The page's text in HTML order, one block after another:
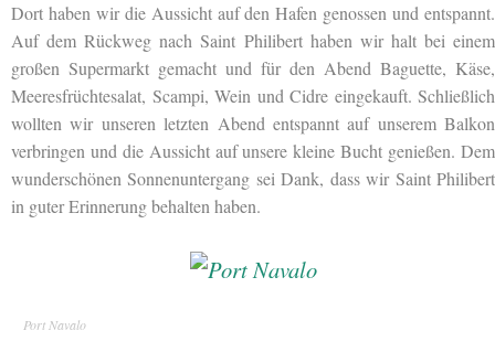
Dort haben wir die Aussicht auf den Hafen genossen und entspannt.
Auf dem Rückweg nach Saint Philibert haben wir halt bei einem
großen Supermarkt gemacht und für den Abend Baguette, Käse,
Meeresfrüchtesalat, Scampi, Wein und Cidre eingekauft. Schließlich
wollten wir unseren letzten Abend entspannt auf unserem Balkon
verbringen und die Aussicht auf unsere kleine Bucht genießen. Dem
wunderschönen Sonnenuntergang sei Dank, dass wir Saint Philibert
in guter Erinnerung behalten haben.
Port Navalo